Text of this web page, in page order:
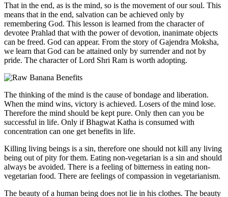
That in the end, as is the mind, so is the movement of our soul. This
means that in the end, salvation can be achieved only by
remembering God. This lesson is learned from the character of
devotee Prahlad that with the power of devotion, inanimate objects
can be freed. God can appear. From the story of Gajendra Moksha,
we learn that God can be attained only by surrender and not by
pride. The character of Lord Shri Ram is worth adopting.
The thinking of the mind is the cause of bondage and liberation.
When the mind wins, victory is achieved. Losers of the mind lose.
Therefore the mind should be kept pure. Only then can you be
successful in life. Only if Bhagwat Katha is consumed with
concentration can one get benefits in life.
Killing living beings is a sin, therefore one should not kill any living
being out of pity for them. Eating non-vegetarian is a sin and should
always be avoided. There is a feeling of bitterness in eating non-
vegetarian food. There are feelings of compassion in vegetarianism.
The beauty of a human being does not lie in his clothes. The beauty